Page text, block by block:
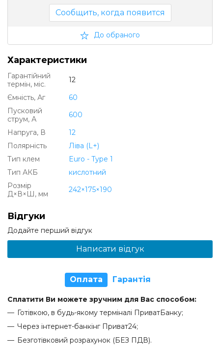
Сообщить, когда появится
До обраного
Характеристики
Гарантійний
термін, міс.
12
Ємність, Аг
60
Пусковий
струм, А
600
Напруга, В
12
Полярність
Ліва (L+)
Тип клем
Euro - Type 1
Тип АКБ
кислотний
Розмір
Д×В×Ш, мм
242×175×190
Відгуки
Додайте перший відгук
Написати відгук
Оплата Гарантія
Сплатити Ви можете зручним для Вас способом:
Готівкою, в будь-якому терміналі ПриватБанку;
Через інтернет-банкінг Приват24;
Безготівковий розрахунок (БЕЗ ПДВ).